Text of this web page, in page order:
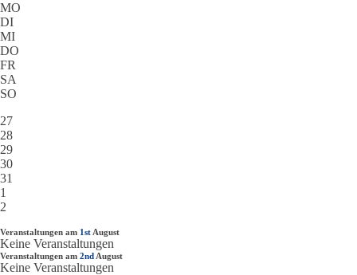
MO
DI
MI
DO
FR
SA
SO
27
28
29
30
31
1
2
Veranstaltungen am 1st August
Keine Veranstaltungen
Veranstaltungen am 2nd August
Keine Veranstaltungen